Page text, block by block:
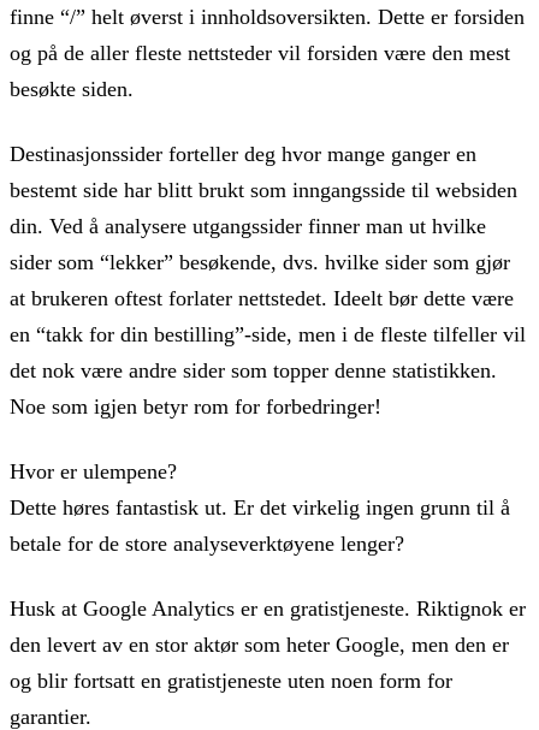
finne “/” helt øverst i innholdsoversikten. Dette er forsiden
og på de aller fleste nettsteder vil forsiden være den mest
besøkte siden.
Destinasjonssider forteller deg hvor mange ganger en
bestemt side har blitt brukt som inngangsside til websiden
din. Ved å analysere utgangssider finner man ut hvilke
sider som “lekker” besøkende, dvs. hvilke sider som gjør
at brukeren oftest forlater nettstedet. Ideelt bør dette være
en “takk for din bestilling”-side, men i de fleste tilfeller vil
det nok være andre sider som topper denne statistikken.
Noe som igjen betyr rom for forbedringer!
Hvor er ulempene?
Dette høres fantastisk ut. Er det virkelig ingen grunn til å
betale for de store analyseverktøyene lenger?
Husk at Google Analytics er en gratistjeneste. Riktignok er
den levert av en stor aktør som heter Google, men den er
og blir fortsatt en gratistjeneste uten noen form for
garantier.